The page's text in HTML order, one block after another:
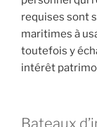
requises sont
maritimes à
toutefois y
intérêt
Bateaux